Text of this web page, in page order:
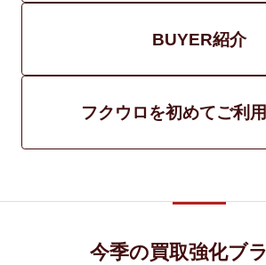
BUYER紹介
フクウロを初めてご利
今季の買取強化ブ